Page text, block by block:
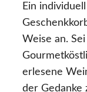
Ein
Weise an.
erlesene
der Gedanke